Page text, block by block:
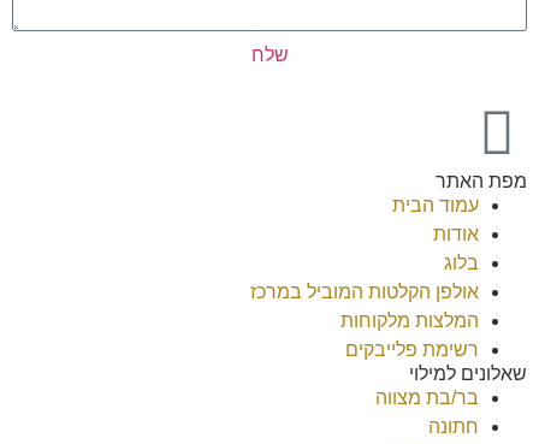
שלח
מפת האתר
עמוד הבית
אודות
בלוג
אולפן הקלטות המוביל במרכז
המלצות מלקוחות
רשימת פלייבקים
שאלונים למילוי
בר/בת מצווה
חתונה